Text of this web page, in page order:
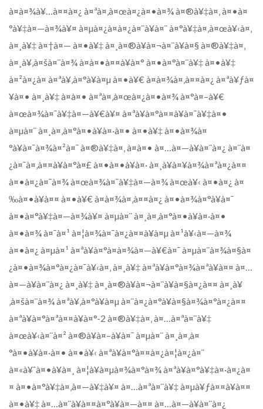
à¤­à¤¾à¥…à¤¤à¤¿ à¤ªà¤‚à¤œà¤¿à¤•à¤¾ à¤®à¥‡à¤‚ à¤•à¤
°à¥‡à¤—à¤¾à¥¤ à¤µà¤¿à¤­à¤¿à¤¨à¥à¤¨ à¤°à¥‡à¤‚à¤œà¥‹à¤‚
à¤¸à¥‡ à¤†à¤— à¤•à¥‡ à¤¸à¤®à¥à¤¬à¤¨à¥à¤§ à¤®à¥‡à¤‚
à¤¸à¥‚à¤šà¤¨à¤¾ à¤à¤•à¤¤à¥à¤° à¤•à¤°à¤¨à¥‡ à¤•à¥‡
à¤²à¤¿à¤ à¤ªà¥‚à¤°à¥à¤µ à¤•à¥€ à¤­à¤¾à¤‚à¤¤à¤¿ à¤ªà¥ƒà¤
¥à¤• à¤¸à¥‡ à¤à¤• à¤ªà¤‚à¤œà¤¿à¤•à¤¾ à¤°à¤–à¥€
à¤œà¤¾à¤¯à¥‡à¤—à¥€à¥¤ à¤ªà¥à¤°à¤¤à¥à¤¯à¥‡à¤•
à¤µà¤¨ à¤¸à¤‚à¤°à¤•à¥à¤·à¤• à¤•à¥‡ à¤•à¤¾à¤
°à¥à¤¯à¤¾à¤²à¤¯ à¤®à¥‡à¤‚ à¤à¤• à¤…à¤—à¥à¤¨à¤¿ à¤¨à¤
¿à¤¯à¤‚à¤¤à¥à¤°à¤£ à¤•à¤•à¥à¤· à¤¸à¥à¤¥à¤¾à¤ªà¤¿à¤¤
à¤•à¤¿à¤¯à¤¾ à¤œà¤¾à¤¯à¥‡à¤—à¤¾ à¤œà¥‹ à¤•à¤¿ à¤
‰à¤•à¥à¤¤ à¤•à¥€ à¤­à¤¾à¤‚à¤¤à¤¿ à¤•à¤¾à¤°à¥à¤¯
à¤•à¤°à¥‡à¤—à¤¾à¥¤ à¤µà¤¨ à¤¸à¤‚à¤°à¤•à¥à¤·à¤•
à¤•à¤¾ à¤¯à¤¹ à¤¦à¤¾à¤¯à¤¿à¤¤à¥à¤µ à¤¹à¥‹à¤—à¤¾
à¤•à¤¿ à¤µà¤¹ à¤ªà¥à¤°à¤­à¤¾à¤—à¥€à¤¯ à¤µà¤¨à¤¾à¤§à¤
¿à¤•à¤¾à¤°à¤¿à¤¯à¥‹à¤‚ à¤¸à¥‡ à¤ªà¥à¤°à¤¾à¤ªà¥à¤¤ à¤…
à¤—à¥à¤¨à¤¿ à¤¸à¥‡ à¤¸à¤®à¥à¤¬à¤¨à¥à¤§à¤¿à¤¤ à¤¸à¥
‚à¤šà¤¨à¤¾ à¤ªà¥‚à¤°à¥à¤µ à¤¨à¤¿à¤°à¥à¤§à¤¾à¤°à¤¿à¤¤
à¤ªà¥à¤°à¤ªà¤¤à¥à¤°-2 à¤®à¥‡à¤‚ à¤…à¤ªà¤¨à¥‡
à¤œà¥‹à¤¨à¤² à¤®à¥à¤–à¥à¤¯ à¤µà¤¨ à¤¸à¤‚à¤
°à¤•à¥à¤·à¤• à¤•à¥‹ à¤ªà¥à¤°à¤¤à¤¿à¤¦à¤¿à¤¨
à¤«à¥ˆà¤•à¥à¤¸ à¤¦à¥à¤µà¤¾à¤°à¤¾ à¤ªà¥à¤°à¥‡à¤·à¤¿à¤
¤ à¤•à¤°à¥‡à¤‚à¤—à¥‡à¥¤ à¤…à¤ªà¤¨à¥‡ à¤µà¥ƒà¤¤à¥à¤¤
à¤•à¥‡ à¤…à¤¨à¥à¤¤à¤°à¥à¤—à¤¤ à¤…à¤—à¥à¤¨à¤¿